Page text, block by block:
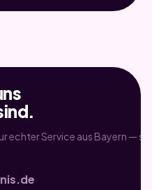
echter Service aus Bayern —